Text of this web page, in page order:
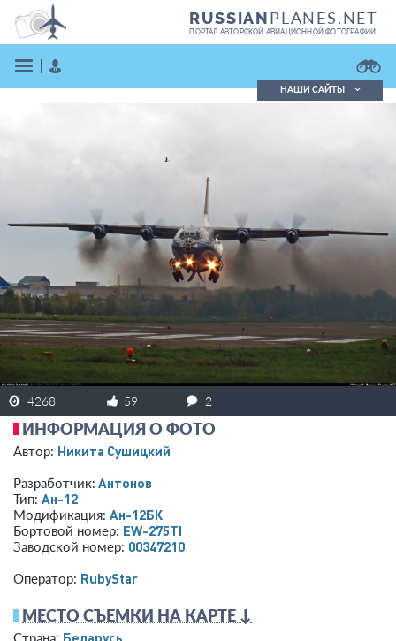
RUSSIANPLANES.NET
ПОРТАЛ АВТОРСКОЙ АВИАЦИОННОЙ ФОТОГРАФИИ
ВОЙТИ
ЗАРЕГИСТРИРОВАТЬСЯ
Кратко
НАШИ САЙТЫ
4268 59 2
ИНФОРМАЦИЯ О ФОТО
Автор: Никита Сушицкий
Разработчик: Антонов
Тип: Ан-12
Модификация: Ан-12БК
Бортовой номер: EW-275TI
Заводской номер: 00347210
Оператор: RubyStar
МЕСТО СЪЕМКИ НА КАРТЕ ↓
Страна: Беларусь